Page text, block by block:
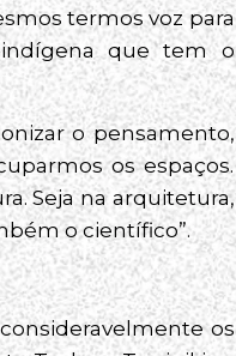
termos voz para
que tem o
o pensamento,
os espaços.
Seja na arquitetura,
o científico”.
os